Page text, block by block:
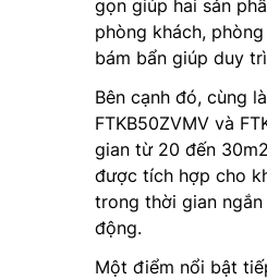
gọn giúp hai sản
phòng khách,
bám bẩn giúp duy
Bên cạnh đó, cùng
FTKB50ZVMV và
gian từ 20 đến
được tích hợp cho
trong thời gian
động.
Một điểm nổi bật